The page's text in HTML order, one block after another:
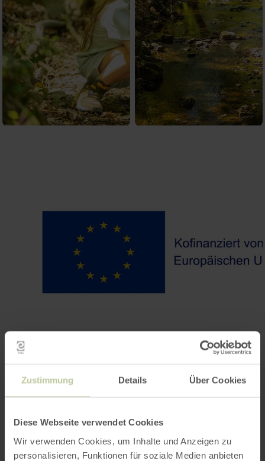
Zustimmung Details Über Cookies
Diese Webseite verwendet Cookies
Wir verwenden Cookies, um Inhalte und Anzeigen zu
personalisieren, Funktionen für soziale Medien anbieten
Contact